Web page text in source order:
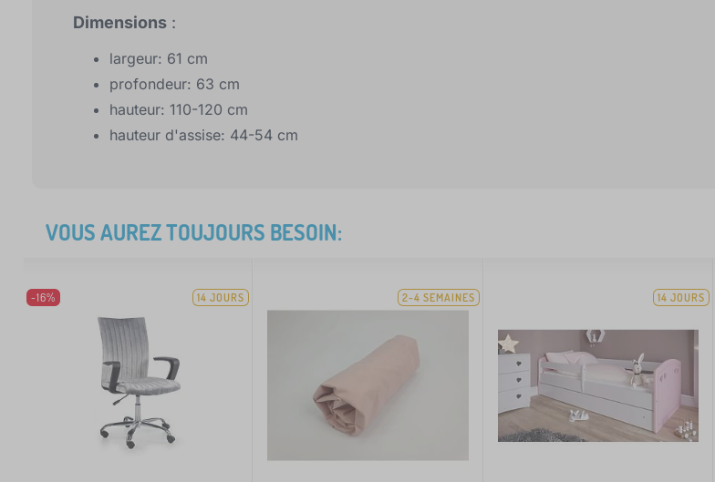
Dimensions :
largeur: 61 cm
profondeur: 63 cm
hauteur: 110-120 cm
hauteur d'assise: 44-54 cm
VOUS AUREZ TOUJOURS BESOIN:
-16% 14 JOURS 2-4 SEMAINES 14 JOURS